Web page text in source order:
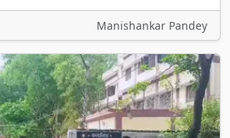
Manishankar Pandey